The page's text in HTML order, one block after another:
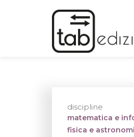
discipline
matematica e
fisica e